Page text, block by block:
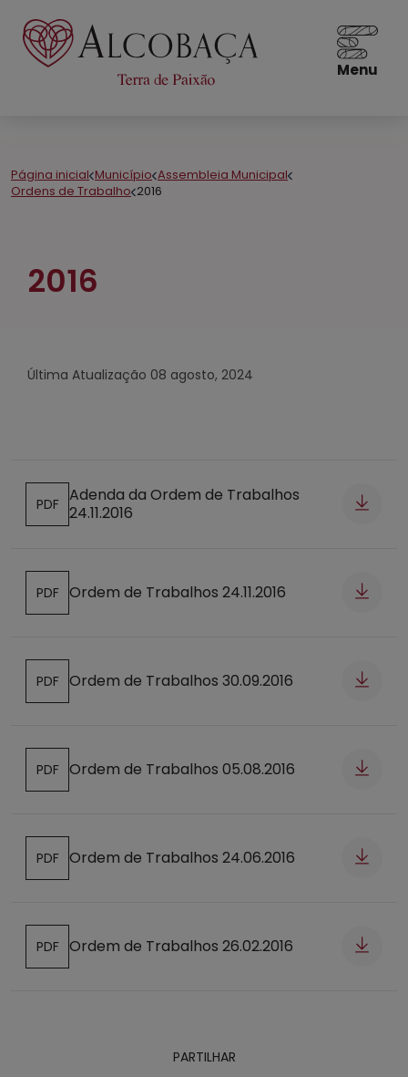
Menu
Página inicial Município Assembleia Municipal
Ordens de Trabalho 2016
2016
Última Atualização 08 agosto, 2024
Abre num novo separador
PDF Adenda da Ordem de Trabalhos
24.11.2016
Abre num novo separador
PDF Ordem de Trabalhos 24.11.2016
Abre num novo separador
PDF Ordem de Trabalhos 30.09.2016
Abre num novo separador
PDF Ordem de Trabalhos 05.08.2016
Abre num novo separador
PDF Ordem de Trabalhos 24.06.2016
Abre num novo separador
PDF Ordem de Trabalhos 26.02.2016
PARTILHAR